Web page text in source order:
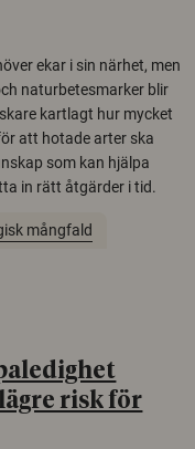
ekar i sin närhet, men
naturbetesmarker blir
kartlagt hur mycket
att hotade arter ska
som kan hjälpa
in rätt åtgärder i tid.
mångfald
risk för